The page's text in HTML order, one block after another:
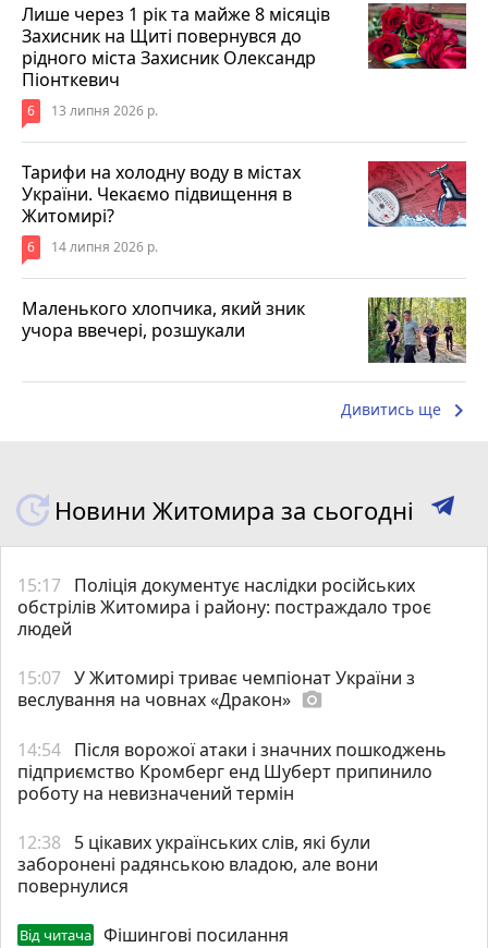
Лише через 1 рік та майже 8 місяців
Захисник на Щиті повернувся до
рідного міста Захисник Олександр
Піонткевич
6 13 липня 2026 р.
Тарифи на холодну воду в містах
України. Чекаємо підвищення в
Житомирі?
6 14 липня 2026 р.
Маленького хлопчика, який зник
учора ввечері, розшукали
Дивитись ще keyboard_arrow_right
Новини Житомира за сьогодні
15:17 Поліція документує наслідки російських
обстрілів Житомира і району: постраждало троє
людей
15:07 У Житомирі триває чемпіонат України з
веслування на човнах «Дракон» photo_camera
14:54 Після ворожої атаки і значних пошкоджень
підприємство Кромберг енд Шуберт припинило
роботу на невизначений термін
12:38
5 цікавих українських слів, які були
заборонені радянською владою, але вони
повернулися
Від читача Фішингові посилання